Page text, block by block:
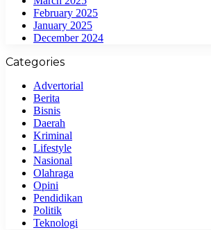
February 2025
January 2025
December 2024
Categories
Advertorial
Berita
Bisnis
Daerah
Kriminal
Lifestyle
Nasional
Olahraga
Opini
Pendidikan
Politik
Teknologi